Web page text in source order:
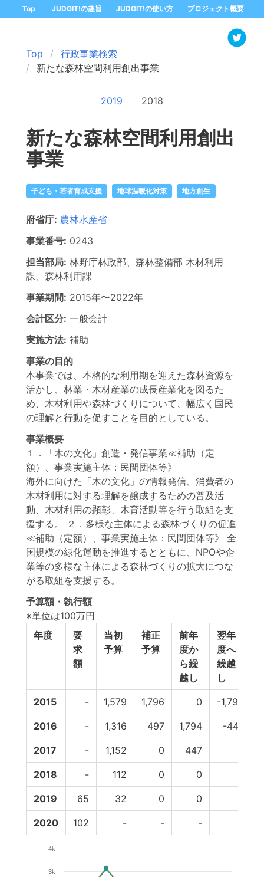
Top JUDGIT!の趣旨 JUDGIT!の使い方 プロジェクト概要
Top
行政事業検索
新たな森林空間利用創出事業
2019 2018
新たな森林空間利用創出
事業
子ども・若者育成支援 地球温暖化対策 地方創生
府省庁: 農林水産省
事業番号: 0243
担当部局: 林野庁林政部、森林整備部 木材利用
課、森林利用課
事業期間: 2015年〜2022年
会計区分: 一般会計
実施方法: 補助
事業の目的
本事業では、本格的な利用期を迎えた森林資源を
活かし、林業・木材産業の成長産業化を図るた
め、木材利用や森林づくりについて、幅広く国民
の理解と行動を促すことを目的としている。
事業概要
１．「木の文化」創造・発信事業≪補助（定
額）、事業実施主体：民間団体等》
海外に向けた「木の文化」の情報発信、消費者の
木材利用に対する理解を醸成するための普及活
動、木材利用の顕彰、木育活動等を行う取組を支
援する。 ２．多様な主体による森林づくりの促進
≪補助（定額）、事業実施主体：民間団体等》 全
国規模の緑化運動を推進するとともに、NPOや企
業等の多様な主体による森林づくりの拡大につな
がる取組を支援する。
予算額・執行額
※単位は100万円
年度
要
求
額
当初
予算
補正
予算
前年
度か
ら繰
越し
翌年
度へ
繰越
し
2015 - 1,579 1,796 0 -1,794
2016 - 1,316 497 1,794 -447
2017 - 1,152 0 447
2018 - 112 0 0
2019 65 32 0 0
2020 102 - - -
3k
4k